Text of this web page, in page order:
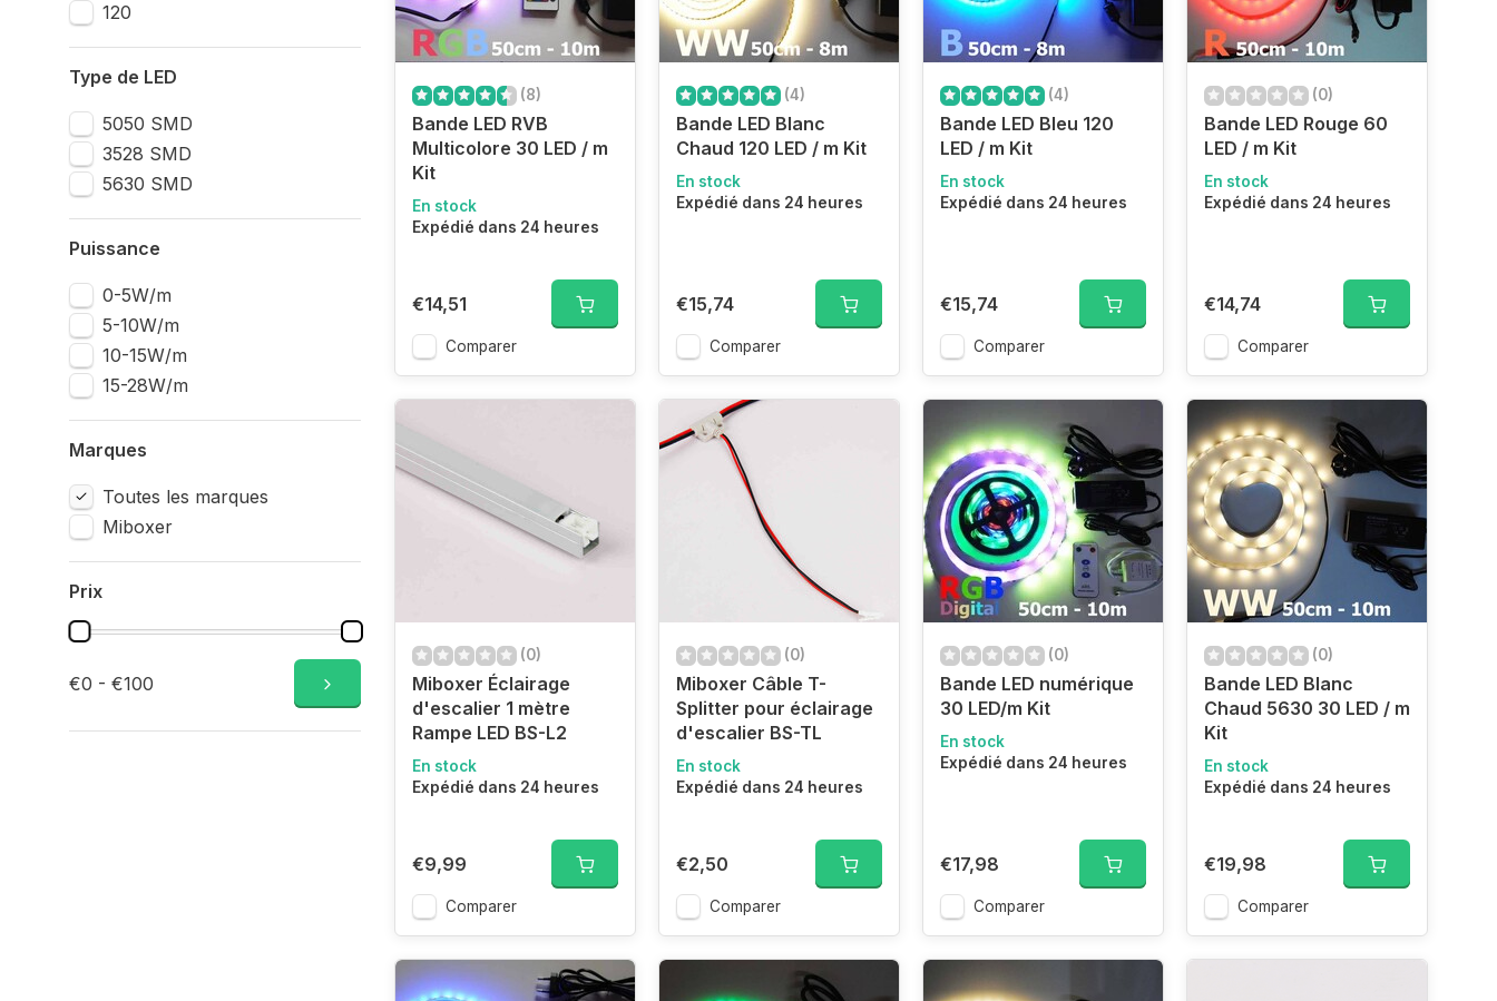
120
Type de LED
5050 SMD
3528 SMD
5630 SMD
Puissance
0-5W/m
5-10W/m
10-15W/m
15-28W/m
Marques
Toutes les marques
Miboxer
Prix
€0 - €100
(8)
Bande LED RVB
Multicolore 30 LED / m
Kit
En stock
Expédié dans 24 heures
€14,51
Comparer
(4)
Bande LED Blanc
Chaud 120 LED / m Kit
En stock
Expédié dans 24 heures
€15,74
Comparer
(4)
Bande LED Bleu 120
LED / m Kit
En stock
Expédié dans 24 heures
€15,74
Comparer
(0)
Bande LED Rouge 60
LED / m Kit
En stock
Expédié dans 24 heures
€14,74
Comparer
(0)
Miboxer Éclairage
d'escalier 1 mètre
Rampe LED BS-L2
En stock
Expédié dans 24 heures
€9,99
Comparer
(0)
Miboxer Câble T-
Splitter pour éclairage
d'escalier BS-TL
En stock
Expédié dans 24 heures
€2,50
Comparer
(0)
Bande LED numérique
30 LED/m Kit
En stock
Expédié dans 24 heures
€17,98
Comparer
(0)
Bande LED Blanc
Chaud 5630 30 LED / m
Kit
En stock
Expédié dans 24 heures
€19,98
Comparer